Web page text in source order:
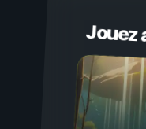
Jouez